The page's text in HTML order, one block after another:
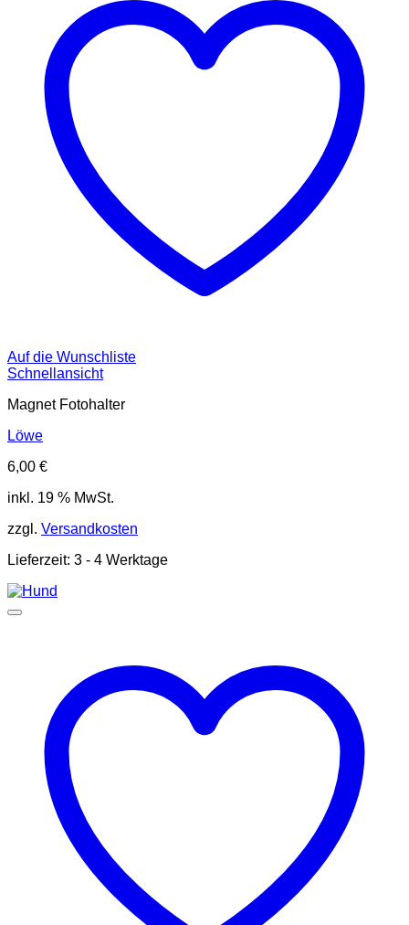
Auf die Wunschliste
Schnellansicht
Magnet Fotohalter
Löwe
6,00 €
inkl. 19 % MwSt.
zzgl. Versandkosten
Lieferzeit: 3 - 4 Werktage